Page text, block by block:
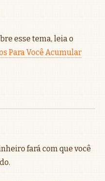
esse tema, leia o
Para Você Acumular
fará com que você